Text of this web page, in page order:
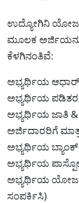
ಉದ್ಯೋಗಿನಿ
ಮೂಲಕ
ಕೆಳಗಿನಂತಿವೆ:
ಅಭ್ಯರ್ಥಿಯ
ಅಭ್ಯರ್ಥಿಯ
ಅಭ್ಯರ್ಥಿಯ ಜಾತಿ &
ಅರ್ಜಿದಾರರಿಗೆ
ಅಭ್ಯರ್ಥಿಯ
ಅಭ್ಯರ್ಥಿಯ
ಅಭ್ಯರ್ಥಿಯ
ಸಂಪರ್ಕಿಸಿ)